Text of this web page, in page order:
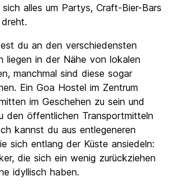
alles um Partys, Craft-Bier-Bars
du an den verschiedensten
liegen in der Nähe von lokalen
manchmal sind diese sogar
Ein Goa Hostel im Zentrum
im Geschehen zu sein und
den öffentlichen Transportmitteln
kannst du aus entlegeneren
sich entlang der Küste ansiedeln:
die sich ein wenig zurückziehen
idyllisch haben.